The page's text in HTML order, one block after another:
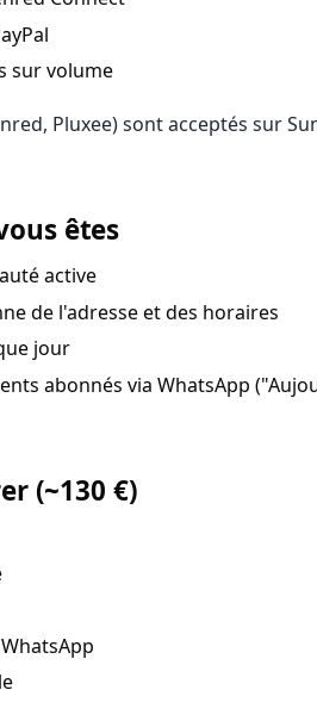
sur volume
Pluxee) sont acceptés sur
êtes
active
de l'adresse et des horaires
jour
abonnés via WhatsApp
(~130 €)